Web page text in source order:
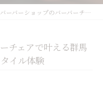
バーバーショップのバーバーチェアで叶える群馬県伊勢崎市の上質メンズスタイル体験
チェアで叶える群馬
イル体験